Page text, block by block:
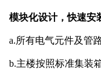
模块化设计，快速安
a.所有电气元件及管
b.主楼按照标准集装